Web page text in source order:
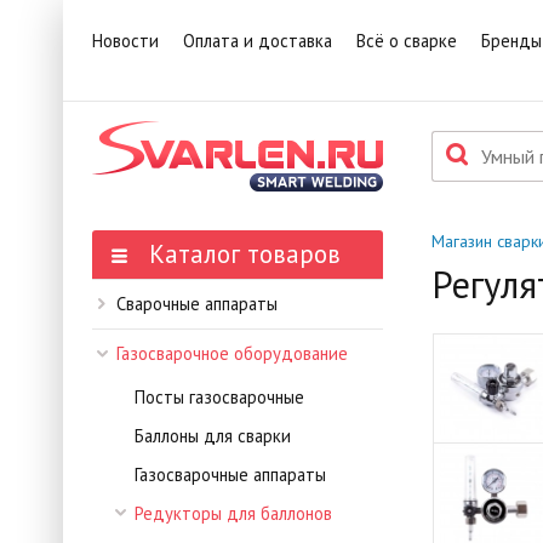
Новости Оплата и доставка Всё о сварке Бренды
Каталог товаров
Сварочные аппараты
Газосварочное оборудование
Посты газосварочные
Баллоны для сварки
Газосварочные аппараты
Редукторы для баллонов
Магазин